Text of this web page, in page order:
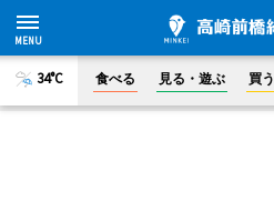
34°C 食べる 見る・遊ぶ 買う